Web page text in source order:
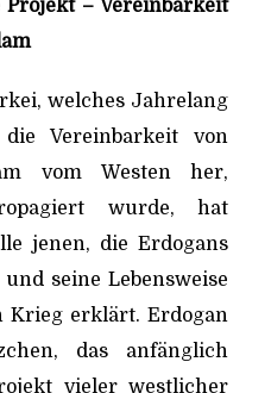
– Vereinbarkeit
welches Jahrelang
Vereinbarkeit von
vom Westen her,
wurde, hat
jenen, die Erdogans
seine Lebensweise
Krieg erklärt. Erdogan
das anfänglich
vieler westlicher